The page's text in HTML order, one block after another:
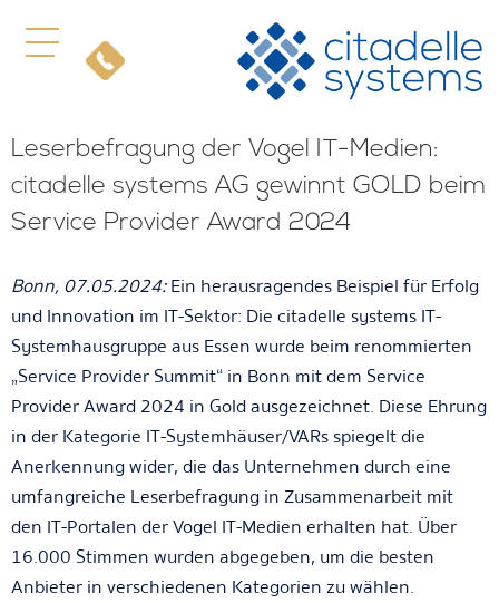
Leserbefragung der Vogel IT-Medien:
citadelle systems AG gewinnt GOLD beim
Service Provider Award 2024
Bonn, 07.05.2024:Ein herausragendes Beispiel für Erfolg
und Innovation im IT-Sektor: Die citadelle systems IT-
Systemhausgruppe aus Essen wurde beim renommierten
„Service Provider Summit“ in Bonn mit dem Service
Provider Award 2024 in Gold ausgezeichnet. Diese Ehrung
in der Kategorie IT-Systemhäuser/VARs spiegelt die
Anerkennung wider, die das Unternehmen durch eine
umfangreiche Leserbefragung in Zusammenarbeit mit
den IT-Portalen der Vogel IT-Medien erhalten hat. Über
16.000 Stimmen wurden abgegeben, um die besten
Anbieter in verschiedenen Kategorien zu wählen.